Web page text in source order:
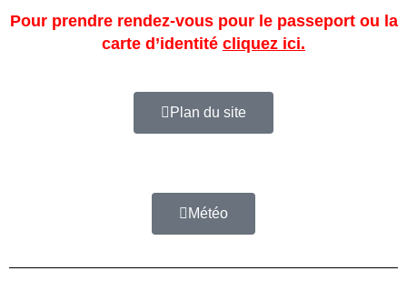
Pour prendre rendez-vous pour le passeport ou la
carte d’identité cliquez ici.
Plan du site
Météo